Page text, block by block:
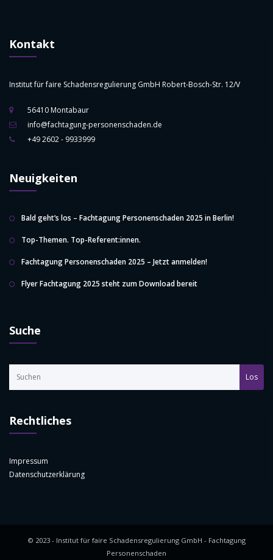
Kontakt
Institut für faire Schadensregulierung GmbH Robert-Bosch-Str. 12/V
56410 Montabaur
info@fachtagung-personenschaden.de
+49 2602 - 9933999
Neuigkeiten
Bald geht’s los – Fachtagung Personenschaden 2025 in Berlin!
Top-Themen. Top-Referent:innen.
Fachtagung Personenschaden 2025 – Jetzt anmelden!
Flyer Fachtagung 2025 steht zum Download bereit
Suche
Los
Rechtliches
Impressum
Datenschutzerklärung
© 2023 - Institut für faire Schadensregulierung GmbH - Fachtagung
Personenschaden